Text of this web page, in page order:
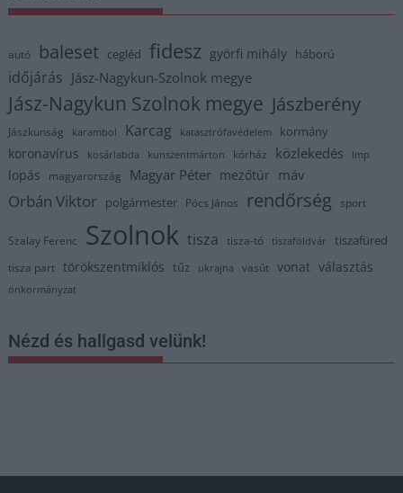
autó baleset cegléd fidesz györfi mihály háború
időjárás Jász-Nagykun-Szolnok megye
Jász-Nagykun Szolnok megye Jászberény
Jászkunság karambol Karcag katasztrófavédelem kormány
koronavírus kosárlabda kunszentmárton kórház közlekedés lmp
lopás magyarország Magyar Péter mezőtúr máv
Orbán Viktor polgármester Pócs János rendőrség sport
Szalay Ferenc Szolnok tisza tisza-tó tiszaföldvár tiszafüred
tisza part törökszentmiklós tűz ukrajna vasút vonat választás
önkormányzat
Nézd és hallgasd velünk!